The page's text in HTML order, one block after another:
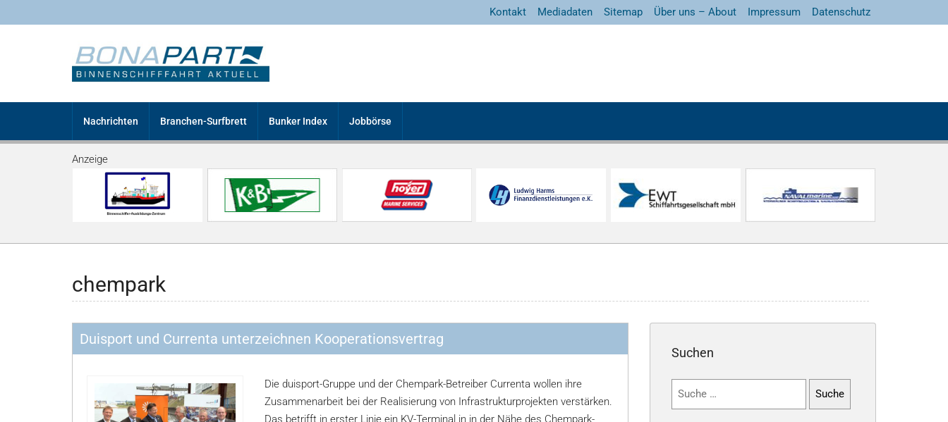
Kontakt Mediadaten Sitemap Über uns – About Impressum Datenschutz
Nachrichten Branchen-Surfbrett Bunker Index Jobbörse
Anzeige
chempark
Duisport und Currenta unterzeichnen Kooperationsvertrag
Die duisport-Gruppe und der Chempark-Betreiber Currenta wollen ihre
Zusammenarbeit bei der Realisierung von Infrastrukturprojekten verstärken.
Das betrifft in erster Linie ein KV-Terminal in in der Nähe des Chempark-
Suchen
Suchen